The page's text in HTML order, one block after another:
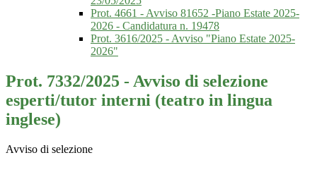
Prot. 4661 - Avviso 81652 -Piano Estate 2025-
2026 - Candidatura n. 19478
Prot. 3616/2025 - Avviso "Piano Estate 2025-
2026"
Prot. 7332/2025 - Avviso di selezione
esperti/tutor interni (teatro in lingua
inglese)
Avviso di selezione